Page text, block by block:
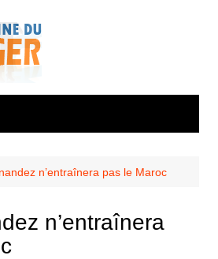
n’entraînera pas le Maroc
n’entraînera